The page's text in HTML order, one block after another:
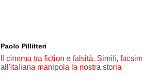
Paolo Pillitteri
Il cinema tra fiction e falsità. Simili,
all'italiana manipola la nostra storia